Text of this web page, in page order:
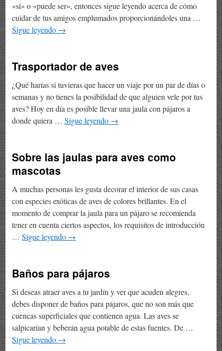
«sí» o «puede ser», entonces sigue leyendo acerca de cómo
cuidar de tus amigos emplumados proporcionándoles una …
Sigue leyendo →
Trasportador de aves
¿Qué harías si tuvieras que hacer un viaje por un par de días o
semanas y no tienes la posibilidad de que alguien vele por tus
aves? Hoy en día es posible llevar una jaula con pájaros a
donde quiera … Sigue leyendo →
Sobre las jaulas para aves como
mascotas
A muchas personas les gusta decorar el interior de sus casas
con especies exóticas de aves de colores brillantes. En el
momento de comprar la jaula para un pájaro se recomienda
tener en cuenta ciertos aspectos, los requisitos de introducción
… Sigue leyendo →
Baños para pájaros
Si deseas atraer aves a tu jardín y ver que acuden alegres,
debes disponer de baños para pájaros, que no son más que
cuencas superficiales que contienen agua. Las aves se
salpicarían y beberán agua potable de estas fuentes. De …
Sigue leyendo →